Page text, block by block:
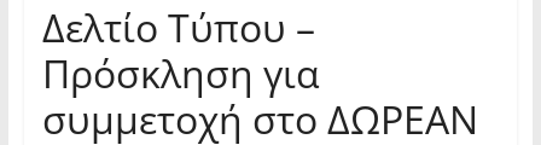
Δελτίο Τύπου –
Πρόσκληση για
συμμετοχή στο ΔΩΡΕΑΝ